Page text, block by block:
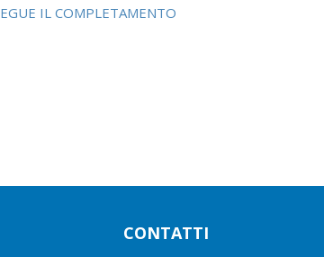
IL COMPLETAMENTO
CONTATTI